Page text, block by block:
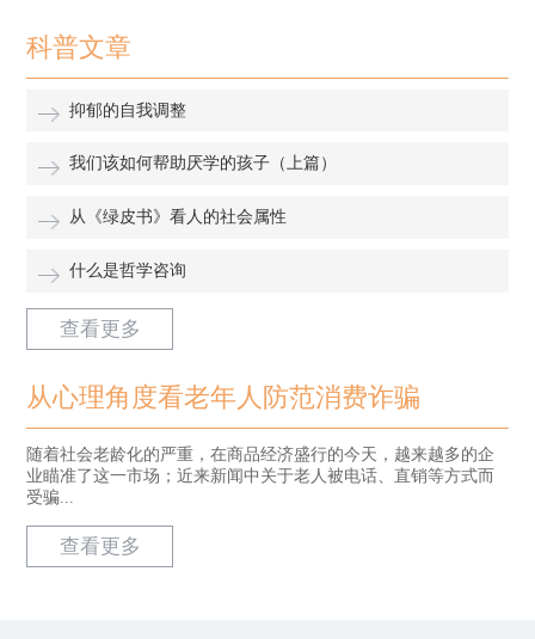
科普文章
抑郁的自我调整
我们该如何帮助厌学的孩子（上篇）
从《绿皮书》看人的社会属性
什么是哲学咨询
查看更多
从心理角度看老年人防范消费诈骗
随着社会老龄化的严重，在商品经济盛行的今天，越来越多的企
业瞄准了这一市场；近来新闻中关于老人被电话、直销等方式而
受骗...
查看更多